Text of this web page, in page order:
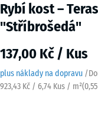
Rybí kost –
"Stříbrošedá"
137,00 Kč / Kus
plus náklady na dopravu /
923,43 Kč / 6,74 Kus / m²(0,55